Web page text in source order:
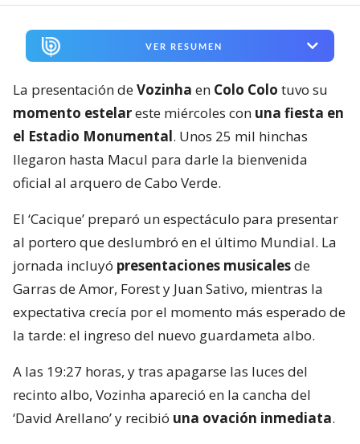
VER RESUMEN
La presentación deVozinha en Colo Colo tuvo su
momento estelareste miércoles con una fiesta en
el Estadio Monumental. Unos 25 mil hinchas
llegaron hasta Macul para darle la bienvenida
oficial al arquero de Cabo Verde.
El ‘Cacique’ preparó un espectáculo para presentar
al portero que deslumbró en el último Mundial. La
jornada incluyó presentaciones musicalesde
Garras de Amor, Forest y Juan Sativo, mientras la
expectativa crecía por el momento más esperado de
la tarde: el ingreso del nuevo guardameta albo.
A las 19:27 horas, y tras apagarse las luces del
recinto albo, Vozinha apareció en la cancha del
‘David Arellano’ y recibió una ovación inmediata.